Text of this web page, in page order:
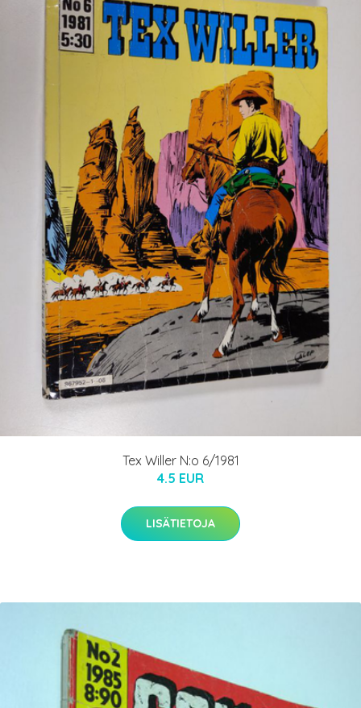
Tex Willer N:o 6/1981
4.5 EUR
LISÄTIETOJA